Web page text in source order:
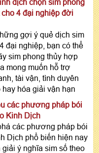
dịch chọn sim phong
cho 4 đại nghiệp đời
gợi ý quẻ dịch sim
đại nghiệp, bạn có thể
sim phong thủy hợp
mong muốn hỗ trợ
tài vận, tình duyên
hay hóa giải vận hạn
các phương pháp bói
Kinh Dịch
các phương pháp bói
Dịch phổ biến hiện nay
giải ý nghĩa sim số theo